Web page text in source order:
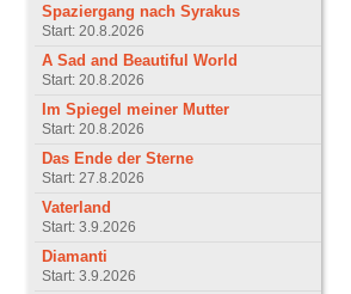
Spaziergang nach Syrakus
Start: 20.8.2026
A Sad and Beautiful World
Start: 20.8.2026
Im Spiegel meiner Mutter
Start: 20.8.2026
Das Ende der Sterne
Start: 27.8.2026
Vaterland
Start: 3.9.2026
Diamanti
Start: 3.9.2026